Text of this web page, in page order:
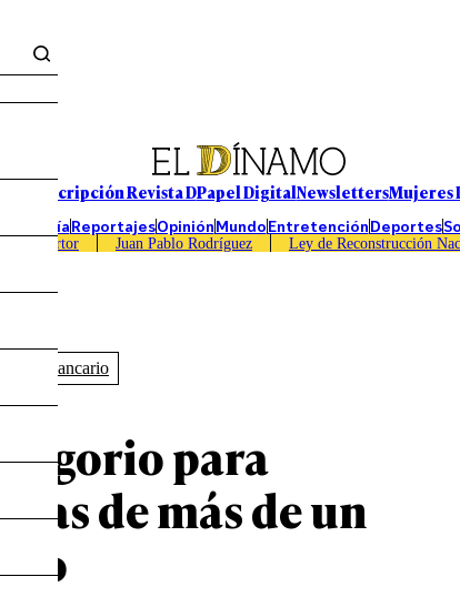
Suscripción Revista DPapel DigitalNewslettersMujeres
EconomíaReportajesOpiniónMundoEntretenciónDeportes
Caso Sartor Juan Pablo Rodríguez Ley de Reconstrucción
Bancario
para
de más de un